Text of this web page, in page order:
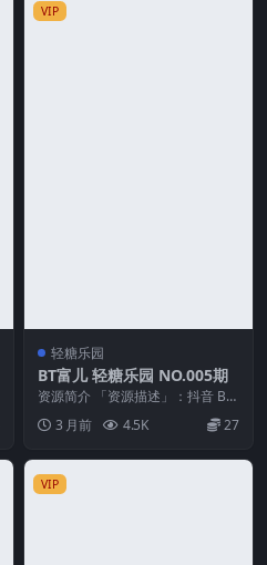
VIP
轻糖乐园
BT富儿 轻糖乐园 NO.005期
资源简介 「资源描述」：抖音 BT
富儿 轻糖乐园 NO.005期 【33P】
「...3 月前 4.5K 27
VIP